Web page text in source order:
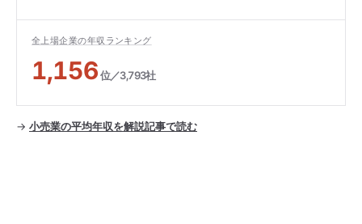
全上場企業の年収ランキング
1,156位／3,793社
→ 小売業の平均年収を解説記事で読む